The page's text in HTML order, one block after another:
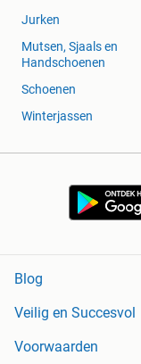
Jurken
Mutsen, Sjaals en
Handschoenen
Schoenen
Winterjassen
Blog
Veilig en Succesvol
Voorwaarden